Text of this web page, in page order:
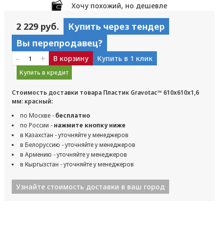
Хочу похожий, но дешевле
2 229 руб.
Купить через тендер
Вы перепродавец?
– + В корзину Купить в 1 клик
Купить в кредит
Стоимость доставки товара Пластик Gravotac™ 610х610х1,6
мм: красный:
по Москве - бесплатно
по России - нажмите кнопку ниже
в Казахстан - уточняйте у менеджеров
в Белоруссию - уточняйте у менеджеров
в Армению - уточняйте у менеджеров
в Кыргызстан - уточняйте у менеджеров
Узнайте стоимость доставки в ваш город